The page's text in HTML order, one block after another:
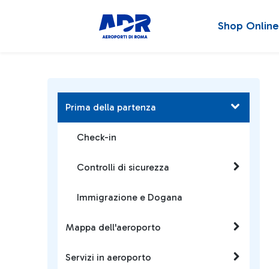
Shop Online
Prima della partenza
Check-in
Controlli di sicurezza
Immigrazione e Dogana
Mappa dell'aeroporto
Servizi in aeroporto